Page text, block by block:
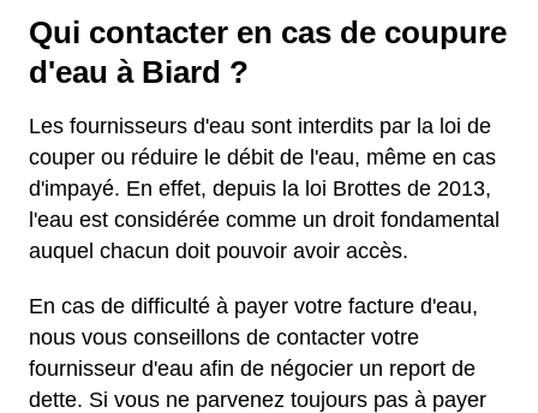
Qui contacter en cas de coupure
d'eau à Biard ?
Les fournisseurs d'eau sont interdits par la loi de
couper ou réduire le débit de l'eau, même en cas
d'impayé. En effet, depuis la loi Brottes de 2013,
l'eau est considérée comme un droit fondamental
auquel chacun doit pouvoir avoir accès.
En cas de difficulté à payer votre facture d'eau,
nous vous conseillons de contacter votre
fournisseur d'eau afin de négocier un report de
dette. Si vous ne parvenez toujours pas à payer